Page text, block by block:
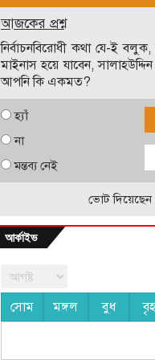
আজকের প্রশ্ন
নির্বাচনবিরোধী কথা যে-ই
মাইনাস হয়ে যাবেন,
আপনি কি একমত?
হ্যাঁ
না
মন্তব্য নেই
ভোট
আর্কাইভ
সোম মঙ্গল বুধ বৃহ